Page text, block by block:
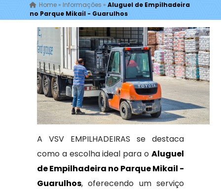
Home» Informações » Aluguel de Empilhadeira
no Parque Mikail - Guarulhos
A VSV EMPILHADEIRAS se destaca
como a escolha ideal para oAluguel
de Empilhadeira no Parque Mikail -
Guarulhos, oferecendo um serviço